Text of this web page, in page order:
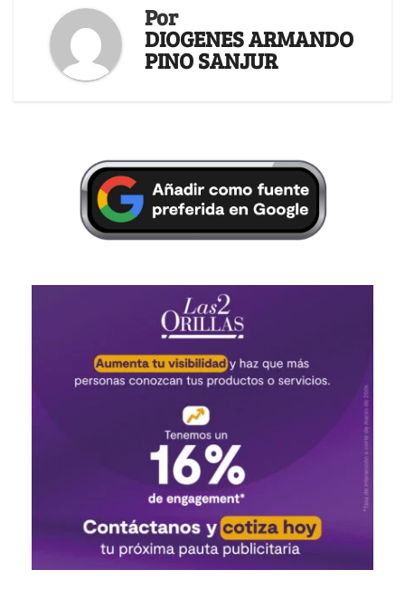
Por
DIOGENES ARMANDO
PINO SANJUR